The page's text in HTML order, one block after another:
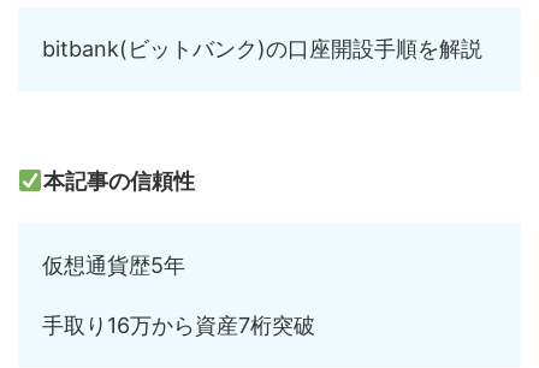
bitbank(ビットバンク)の口座開設手順を解説
本記事の信頼性
仮想通貨歴5年
手取り16万から資産7桁突破